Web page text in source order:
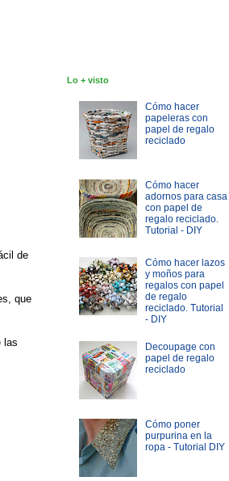
de
que
las
Lo + visto
Cómo hacer
papeleras con
papel de regalo
reciclado
Cómo hacer
adornos para casa
con papel de
regalo reciclado.
Tutorial - DIY
Cómo hacer lazos
y moños para
regalos con papel
de regalo
reciclado. Tutorial
- DIY
Decoupage con
papel de regalo
reciclado
Cómo poner
purpurina en la
ropa - Tutorial DIY